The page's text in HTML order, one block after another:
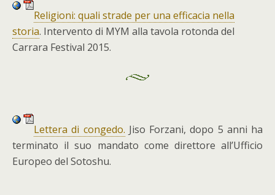
Religioni: quali strade per una efficacia nella
storia. Intervento di MYM alla tavola rotonda del
Carrara Festival 2015.
Lettera di congedo. Jiso Forzani, dopo 5 anni ha
terminato il suo mandato come direttore all’Ufficio
Europeo del Sotoshu.